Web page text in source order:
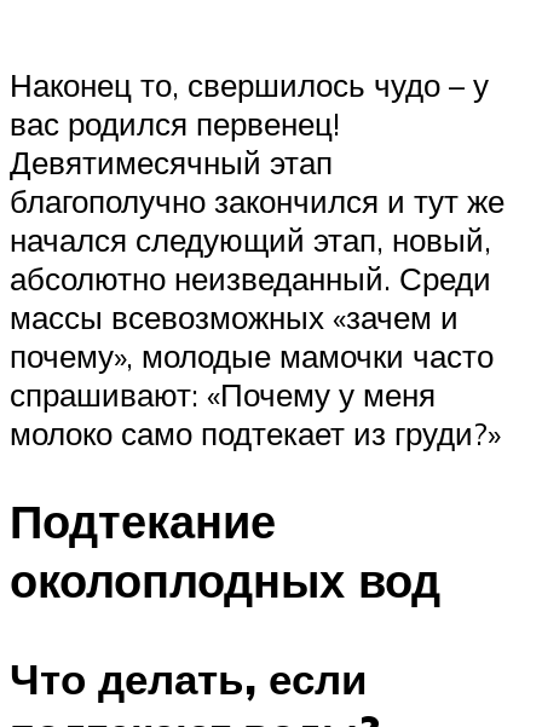
Наконец то, свершилось чудо – у
вас родился первенец!
Девятимесячный этап
благополучно закончился и тут же
начался следующий этап, новый,
абсолютно неизведанный. Среди
массы всевозможных «зачем и
почему», молодые мамочки часто
спрашивают: «Почему у меня
молоко само подтекает из груди?»
Подтекание
околоплодных вод
Что делать, если